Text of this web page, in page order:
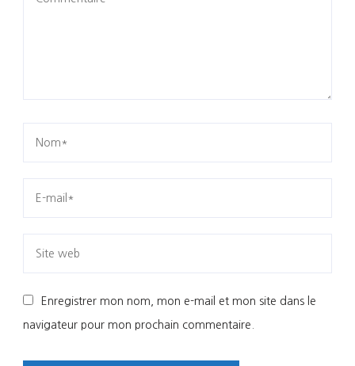
Enregistrer mon nom, mon e-mail et mon site dans le
navigateur pour mon prochain commentaire.